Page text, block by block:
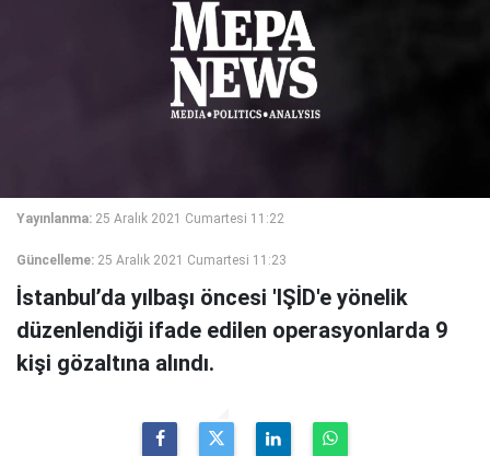
Yayınlanma: 25 Aralık 2021 Cumartesi 11:22
Güncelleme: 25 Aralık 2021 Cumartesi 11:23
İstanbul’da yılbaşı öncesi 'IŞİD'e yönelik
düzenlendiği ifade edilen operasyonlarda 9
kişi gözaltına alındı.